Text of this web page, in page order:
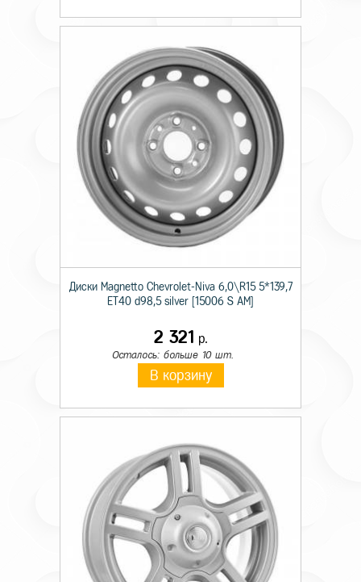
Диски Magnetto Chevrolet-Niva 6,0\R15 5*139,7
ET40 d98,5 silver [15006 S AM]
2 321 р.
Осталось: больше 10 шт.
В корзину